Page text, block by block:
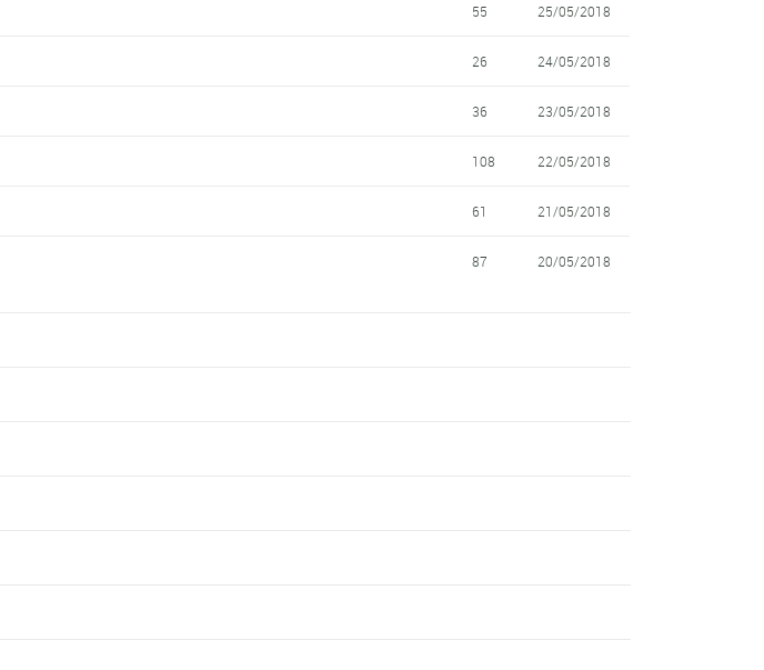
55 25/05/2018
26 24/05/2018
36 23/05/2018
108 22/05/2018
61 21/05/2018
87 20/05/2018